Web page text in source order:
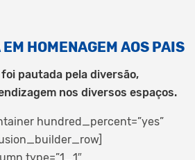
HOMENAGEM AOS PAIS
pautada pela diversão,
nos diversos espaços.
hundred_percent=”yes”